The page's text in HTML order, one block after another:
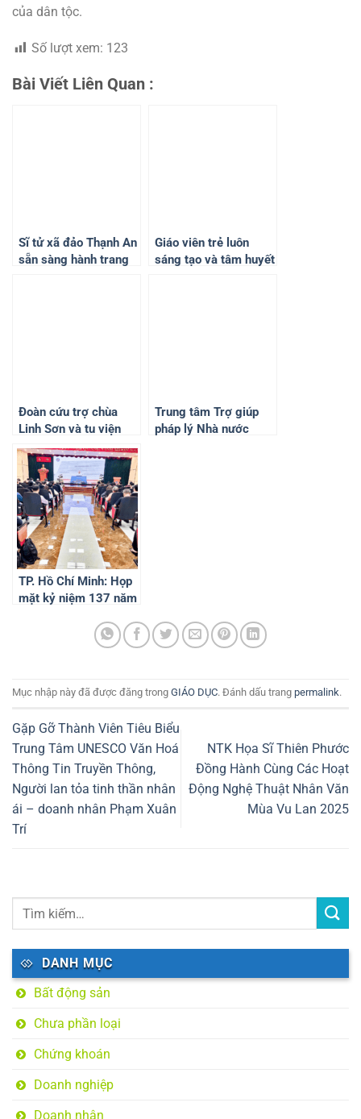
của dân tộc.
Số lượt xem: 123
Bài Viết Liên Quan :
Sĩ tử xã đảo Thạnh An
sẵn sàng hành trang
Giáo viên trẻ luôn
sáng tạo và tâm huyết
Đoàn cứu trợ chùa
Linh Sơn và tu viện
Long Hưng: Trao quà
cho người dân bị bão
lũ Lào Cai và Yên Bái
Trung tâm Trợ giúp
pháp lý Nhà nước
TP. Hồ Chí Minh: Họp
mặt kỷ niệm 137 năm
tịch Tôn Đức Thắng
Mục nhập này đã được đăng trong GIÁO DỤC. Đánh dấu trang permalink.
Gặp Gỡ Thành Viên Tiêu Biểu
Trung Tâm UNESCO Văn Hoá
Thông Tin Truyền Thông,
Người lan tỏa tinh thần nhân
ái – doanh nhân Phạm Xuân
Trí
NTK Họa Sĩ Thiên Phước
Đồng Hành Cùng Các Hoạt
Động Nghệ Thuật Nhân Văn
Mùa Vu Lan 2025
DANH MỤC
Bất động sản
Chưa phần loại
Chứng khoán
Doanh nghiệp
Doanh nhân